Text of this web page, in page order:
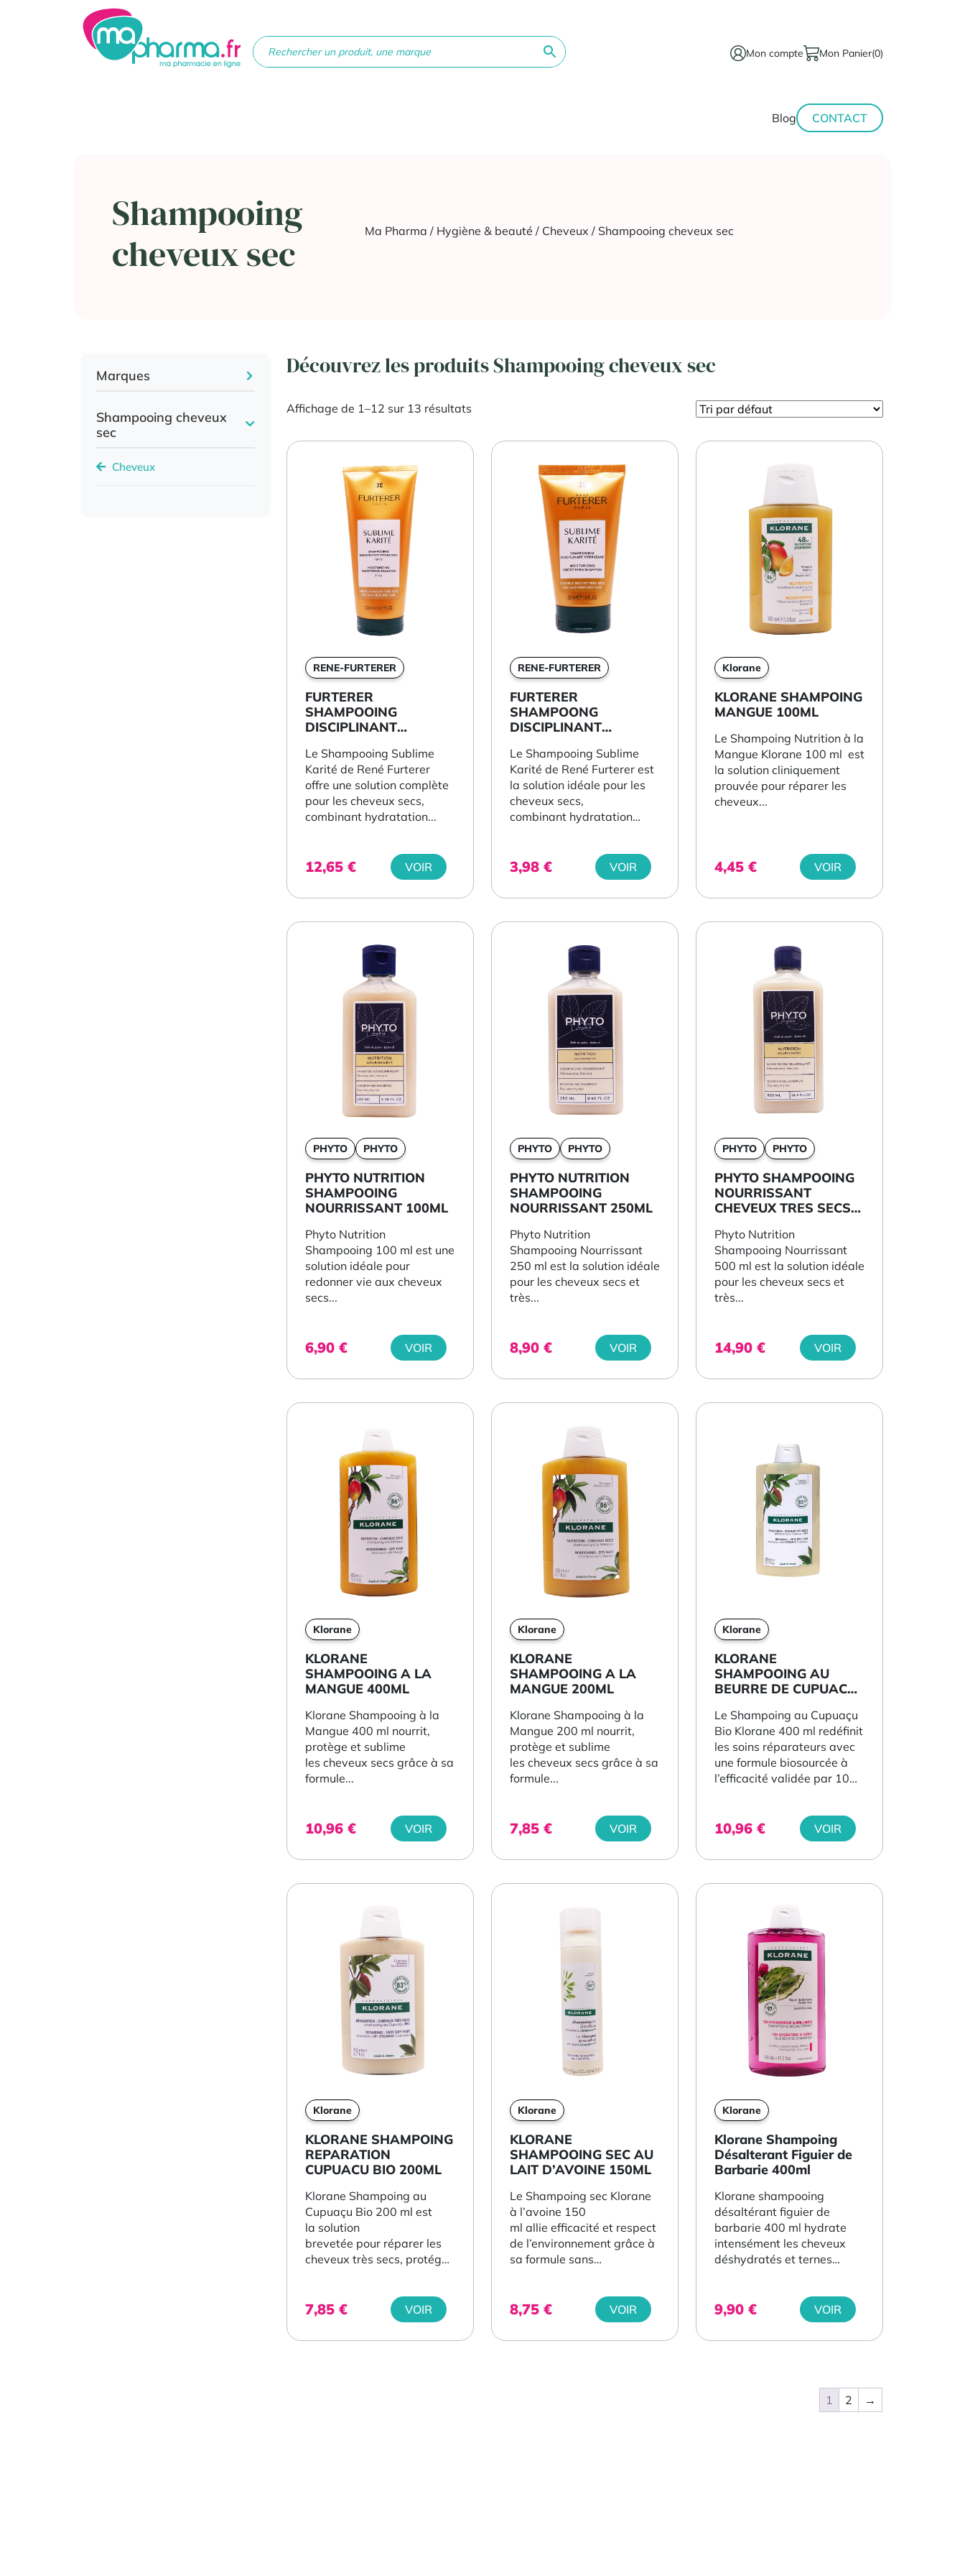
Mon compte Mon Panier(0)
Blog CONTACT
Shampooing
cheveux sec
Ma Pharma / Hygiène & beauté / Cheveux / Shampooing cheveux sec
Marques
Shampooing cheveux
sec
Cheveux
Découvrez les produits Shampooing cheveux sec
Affichage de 1–12 sur 13 résultats
RENE-FURTERER
FURTERER
SHAMPOOING
DISCIPLINANT
Le Shampooing Sublime
Karité de René Furterer
offre une solution complète
pour les cheveux secs,
combinant hydratation...
12,65 € VOIR
RENE-FURTERER
FURTERER
SHAMPOONG
DISCIPLINANT
Le Shampooing Sublime
Karité de René Furterer est
la solution idéale pour les
cheveux secs,
combinant hydratation
3,98 € VOIR
Klorane
KLORANE SHAMPOING
MANGUE 100ML
Le Shampoing Nutrition à la
Mangue Klorane 100 ml est
la solution cliniquement
prouvée pour réparer les
cheveux...
4,45 € VOIR
PHYTO PHYTO
PHYTO NUTRITION
SHAMPOOING
NOURRISSANT 100ML
Phyto Nutrition
Shampooing 100 ml est une
solution idéale pour
redonner vie aux cheveux
secs...
6,90 € VOIR
PHYTO PHYTO
PHYTO NUTRITION
SHAMPOOING
NOURRISSANT 250ML
Phyto Nutrition
Shampooing Nourrissant
250 ml est la solution idéale
pour les cheveux secs et
très...
8,90 € VOIR
PHYTO PHYTO
PHYTO SHAMPOOING
NOURRISSANT
CHEVEUX TRES SECS
Phyto Nutrition
Shampooing Nourrissant
500 ml est la solution idéale
pour les cheveux secs et
très...
14,90 € VOIR
Klorane
KLORANE
SHAMPOOING A LA
MANGUE 400ML
Klorane Shampooing à la
Mangue 400 ml nourrit,
protège et sublime
les cheveux secs grâce à sa
formule...
10,96 € VOIR
Klorane
KLORANE
SHAMPOOING A LA
MANGUE 200ML
Klorane Shampooing à la
Mangue 200 ml nourrit,
protège et sublime
les cheveux secs grâce à sa
formule...
7,85 € VOIR
Klorane
KLORANE
SHAMPOOING AU
BEURRE DE CUPUACU
Le Shampoing au Cupuaçu
Bio Klorane 400 ml redéfinit
les soins réparateurs avec
une formule biosourcée à
l’efficacité validée par 104
10,96 € VOIR
Klorane
KLORANE SHAMPOING
REPARATION
CUPUACU BIO 200ML
Klorane Shampoing au
Cupuaçu Bio 200 ml est
la solution
brevetée pour réparer les
cheveux très secs, protéger
7,85 € VOIR
Klorane
KLORANE
SHAMPOOING SEC AU
LAIT D’AVOINE 150ML
Le Shampoing sec Klorane
à l’avoine 150
ml allie efficacité et respect
de l’environnement grâce à
sa formule sans
8,75 € VOIR
Klorane
Klorane Shampoing
Désalterant Figuier de
Barbarie 400ml
Klorane shampooing
désaltérant figuier de
barbarie 400 ml hydrate
intensément les cheveux
déshydratés et ternes
9,90 € VOIR
1 2 →